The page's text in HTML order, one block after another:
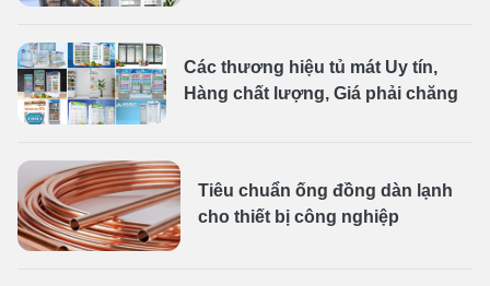
Các thương hiệu tủ mát Uy tín,
Hàng chất lượng, Giá phải chăng
Tiêu chuẩn ống đồng dàn lạnh
cho thiết bị công nghiệp